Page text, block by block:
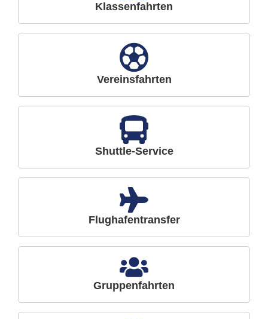
Klassenfahrten
Vereinsfahrten
Shuttle-Service
Flughafentransfer
Gruppenfahrten